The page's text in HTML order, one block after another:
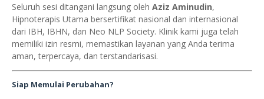
Seluruh sesi ditangani langsung oleh Aziz Aminudin,
Hipnoterapis Utama bersertifikat nasional dan internasional
dari IBH, IBHN, dan Neo NLP Society. Klinik kami juga telah
memiliki izin resmi, memastikan layanan yang Anda terima
aman, terpercaya, dan terstandarisasi.
Siap Memulai Perubahan?